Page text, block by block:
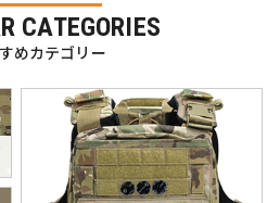
CATEGORIES
めカテゴリー